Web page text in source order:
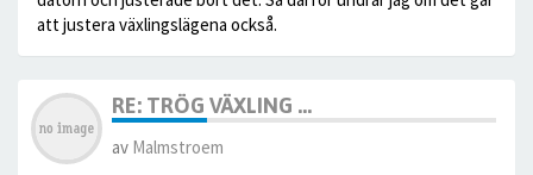
att justera växlingslägena också.
RE: TRÖG VÄXLING ...
av Malmstroem